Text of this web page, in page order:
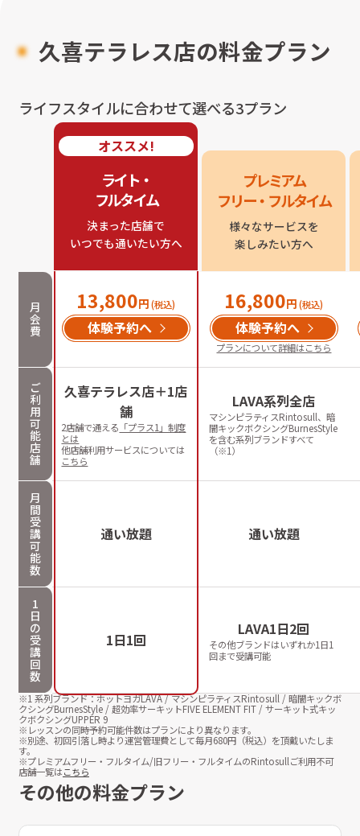
久喜テラレス店の料金プラン
ライフスタイルに合わせて選べる3プラン
オススメ!
ライト・
フルタイム
決まった店舗で
いつでも通いたい方へ
プレミアム
フリー・フルタイム
様々なサービスを
楽しみたい方へ
月
会
費
13,800円 (税込)
体験予約へ
16,800円 (税込)
体験予約へ
プランについて詳細はこちら
ご
利
用
可
能
店
舗
久喜テラレス店＋1店
舗
2店舗で通える 「プラス1」制度
とは
他店舗利用サービスについては
こちら
LAVA系列全店
マシンピラティスRintosull、暗
闇キックボクシングBurnesStyle
を含む系列ブランドすべて
（※1）
月
間
受
講
可
能
数
通い放題 通い放題
1
日
の
受
講
回
数
1日1回
LAVA1日2回
その他ブランドはいずれか1日1
回まで受講可能
※1 系列ブランド：ホットヨガLAVA / マシンピラティスRintosull / 暗闇キックボ
クシングBurnesStyle / 超効率サーキットFIVE ELEMENT FIT / サーキット式キッ
クボクシングUPPER 9
※レッスンの同時予約可能件数はプランにより異なります。
※別途、初回引落し時より運営管理費として毎月680円（税込）を頂戴いたしま
す。
※プレミアムフリー・フルタイム/旧フリー・フルタイムのRintosullご利用不可
店舗一覧はこちら
その他の料金プラン